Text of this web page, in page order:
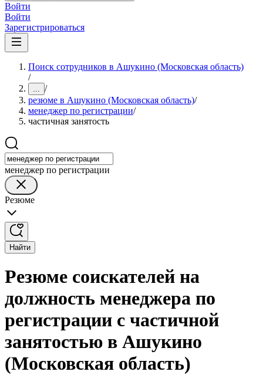
Войти
Войти
Зарегистрироваться
Поиск сотрудников в Ашукино (Московская область)
/
... /
резюме в Ашукино (Московская область)/
менеджер по регистрации/
частичная занятость
менеджер по регистрации
Резюме
Найти
Резюме соискателей на
должность менеджера по
регистрации с частичной
занятостью в Ашукино
(Московская область)